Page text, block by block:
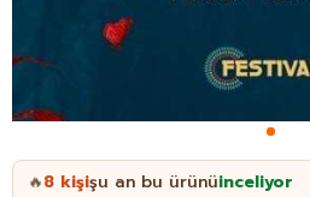
🔥8 kişişu an bu ürünüinceliyor